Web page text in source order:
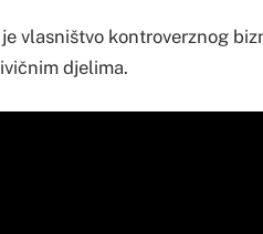
vlasništvo kontroverznog
djelima.